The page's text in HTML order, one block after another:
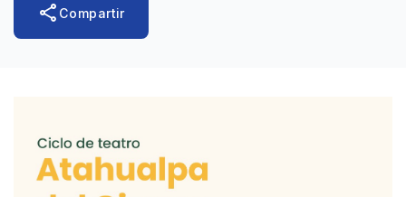
share Compartir